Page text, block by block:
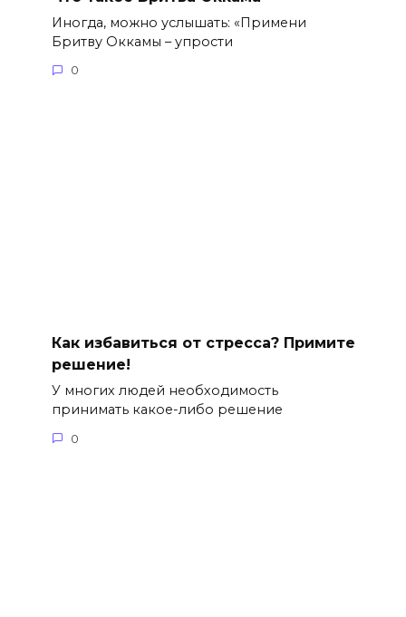
Иногда, можно услышать: «Примени
Бритву Оккамы – упрости
0
Как избавиться от стресса? Примите
решение!
У многих людей необходимость
принимать какое-либо решение
0